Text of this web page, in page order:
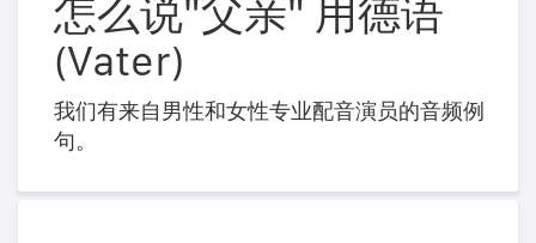
怎么说"父亲" 用德语
(Vater)
我们有来自男性和女性专业配音演员的音频例
句。